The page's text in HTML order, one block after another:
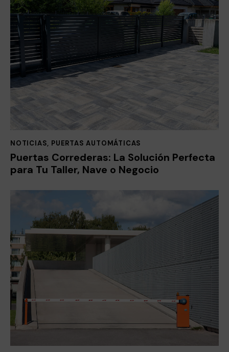
NOTICIAS, PUERTAS AUTOMÁTICAS
Puertas Correderas: La Solución Perfecta
para Tu Taller, Nave o Negocio